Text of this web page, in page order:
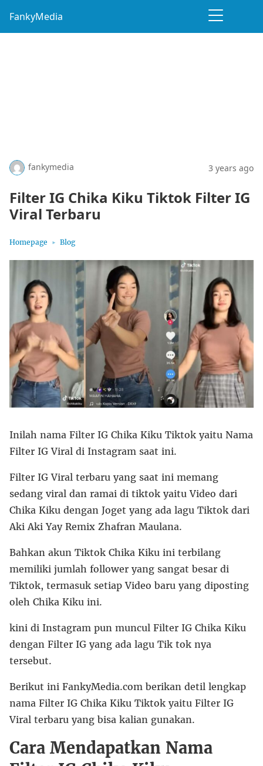
FankyMedia
fankymedia 3 years ago
Filter IG Chika Kiku Tiktok Filter IG
Viral Terbaru
Homepage Blog
Inilah nama Filter IG Chika Kiku Tiktok yaitu Nama
Filter IG Viral di Instagram saat ini.
Filter IG Viral terbaru yang saat ini memang
sedang viral dan ramai di tiktok yaitu Video dari
Chika Kiku dengan Joget yang ada lagu Tiktok dari
Aki Aki Yay Remix Zhafran Maulana.
Bahkan akun Tiktok Chika Kiku ini terbilang
memiliki jumlah follower yang sangat besar di
Tiktok, termasuk setiap Video baru yang diposting
oleh Chika Kiku ini.
kini di Instagram pun muncul Filter IG Chika Kiku
dengan Filter IG yang ada lagu Tik tok nya
tersebut.
Berikut ini FankyMedia.com berikan detil lengkap
nama Filter IG Chika Kiku Tiktok yaitu Filter IG
Viral terbaru yang bisa kalian gunakan.
Cara Mendapatkan Nama